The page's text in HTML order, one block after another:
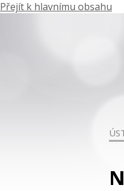
Přejít k hlavnímu obsahu